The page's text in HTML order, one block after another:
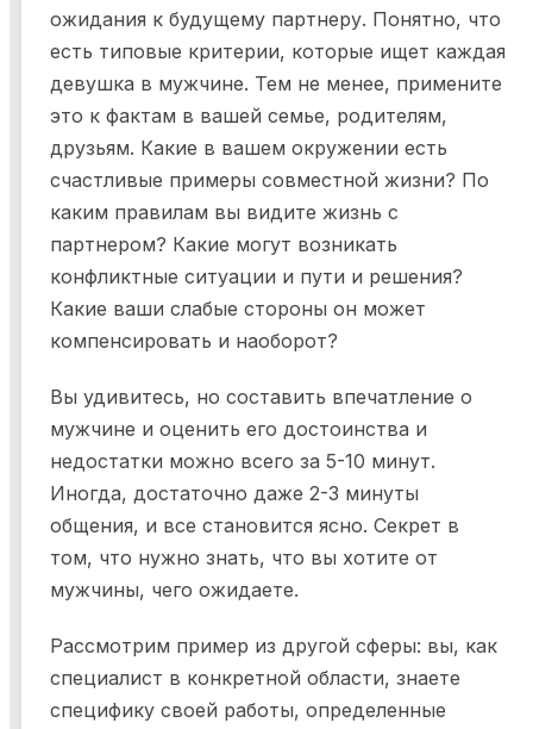
ожидания к будущему партнеру. Понятно, что
есть типовые критерии, которые ищет каждая
девушка в мужчине. Тем не менее, примените
это к фактам в вашей семье, родителям,
друзьям. Какие в вашем окружении есть
счастливые примеры совместной жизни? По
каким правилам вы видите жизнь с
партнером? Какие могут возникать
конфликтные ситуации и пути и решения?
Какие ваши слабые стороны он может
компенсировать и наоборот?
Вы удивитесь, но составить впечатление о
мужчине и оценить его достоинства и
недостатки можно всего за 5-10 минут.
Иногда, достаточно даже 2-3 минуты
общения, и все становится ясно. Секрет в
том, что нужно знать, что вы хотите от
мужчины, чего ожидаете.
Рассмотрим пример из другой сферы: вы, как
специалист в конкретной области, знаете
специфику своей работы, определенные